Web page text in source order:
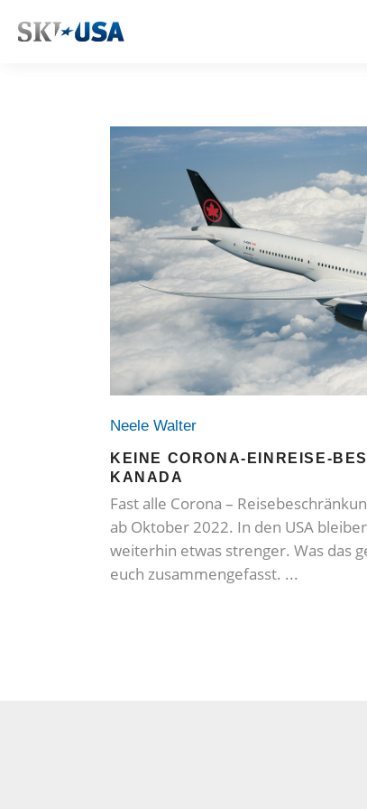
Neele Walter
KEINE CORONA-EINREISE-
KANADA
Fast alle Corona –
ab Oktober 2022. In den USA
weiterhin etwas strenger. Was das
euch zusammengefasst.